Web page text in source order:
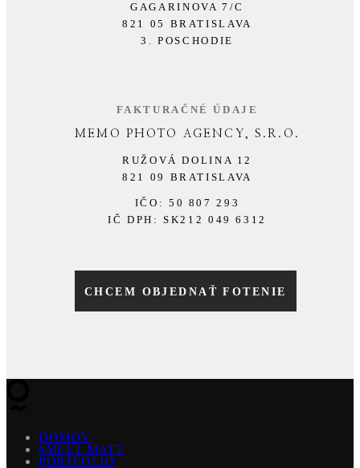
FAKTURAČNÉ ÚDAJE
MEMO PHOTO AGENCY, S.R.O.
RUŽOVÁ DOLINA 12
821 09 BRATISLAVA
GAGARINOVA 7/C
821 05 BRATISLAVA
IČO: 50 807 293
IČ DPH:SK212 049 6312
3. POSCHODIE
CHCEM OBJEDNAŤ FOTENIE
DOMOV
#MEET MATT
PORTFOLIO